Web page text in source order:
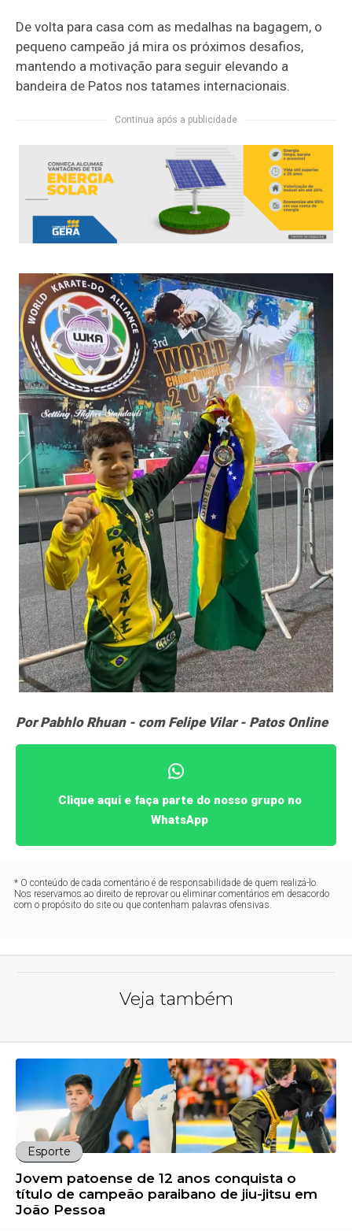
De volta para casa com as medalhas na bagagem, o
pequeno campeão já mira os próximos desafios,
mantendo a motivação para seguir elevando a
bandeira de Patos nos tatames internacionais.
Continua após a publicidade
Por Pabhlo Rhuan - com Felipe Vilar - Patos Online
Clique aqui e faça parte do nosso grupo no
WhatsApp
* O conteúdo de cada comentário é de responsabilidade de quem realizá-lo.
Nos reservamos ao direito de reprovar ou eliminar comentários em desacordo
com o propósito do site ou que contenham palavras ofensivas.
Veja também
Esporte
Jovem patoense de 12 anos conquista o
título de campeão paraibano de jiu-jitsu em
João Pessoa